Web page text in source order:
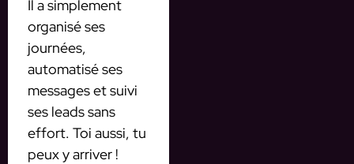
Il a simplement
organisé ses
journées,
automatisé ses
messages et suivi
ses leads sans
effort. Toi aussi, tu
peux y arriver !